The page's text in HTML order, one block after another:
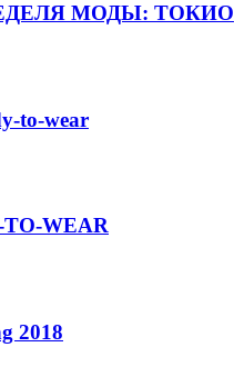
НЕДЕЛЯ МОДЫ: ТОКИО
to-wear
TO-WEAR
2018